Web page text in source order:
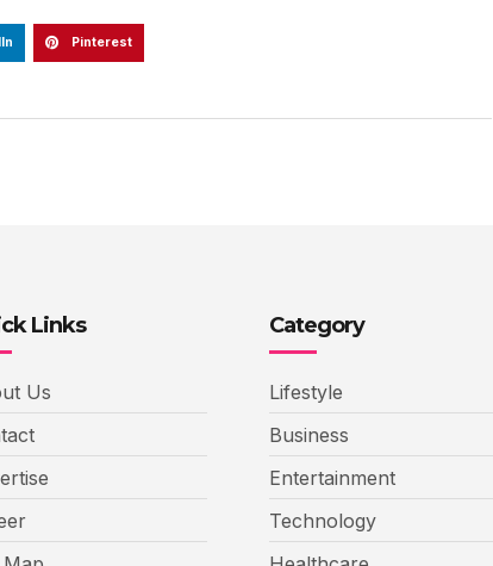
Pinterest
Links
Us
Category
Lifestyle
Business
Entertainment
Technology